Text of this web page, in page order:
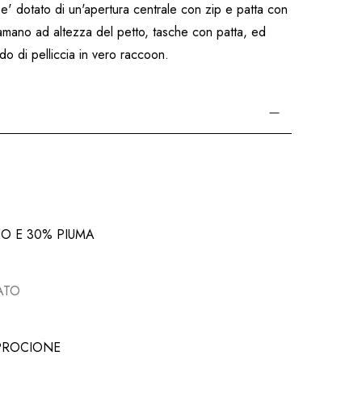
dotato di un'apertura centrale con zip e patta con
ad altezza del petto, tasche con patta, ed
di pelliccia in vero raccoon.
E 30% PIUMA